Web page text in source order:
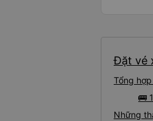
Đặt vé
Tổng
🚌
Những